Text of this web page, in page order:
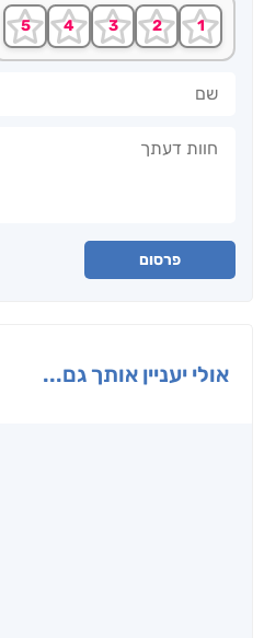
פרסום
אולי יעניין אותך גם...